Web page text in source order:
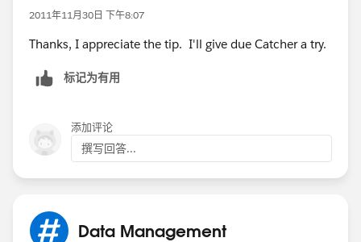
2011年11月30日 下午8:07
Thanks, I appreciate the tip. I'll give due Catcher a try.
标记为有用
添加评论
撰写回答...
Data Management